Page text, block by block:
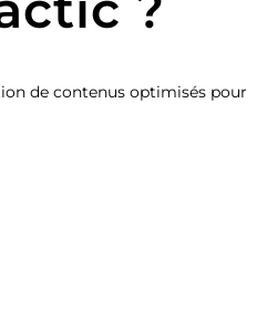
de contenus optimisés pour